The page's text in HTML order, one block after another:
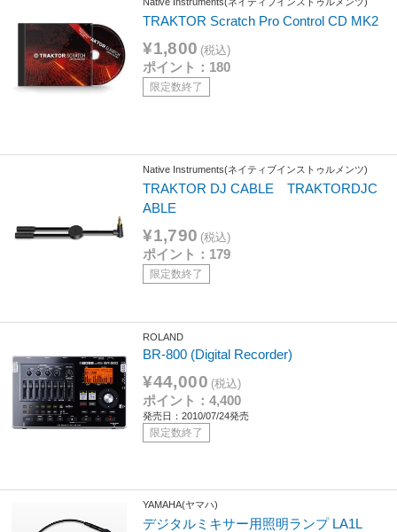
TRAKTOR Scratch Pro Control CD MK2
¥1,800 (税込)
ポイント：180
限定数終了
Native Instruments(ネイティブインストゥルメンツ)
TRAKTOR DJ CABLE TRAKTORDJC
ABLE
¥1,790 (税込)
ポイント：179
限定数終了
ROLAND
BR-800 (Digital Recorder)
¥44,000 (税込)
ポイント：4,400
発売日：2010/07/24発売
限定数終了
YAMAHA(ヤマハ)
デジタルミキサー用照明ランプ LA1L